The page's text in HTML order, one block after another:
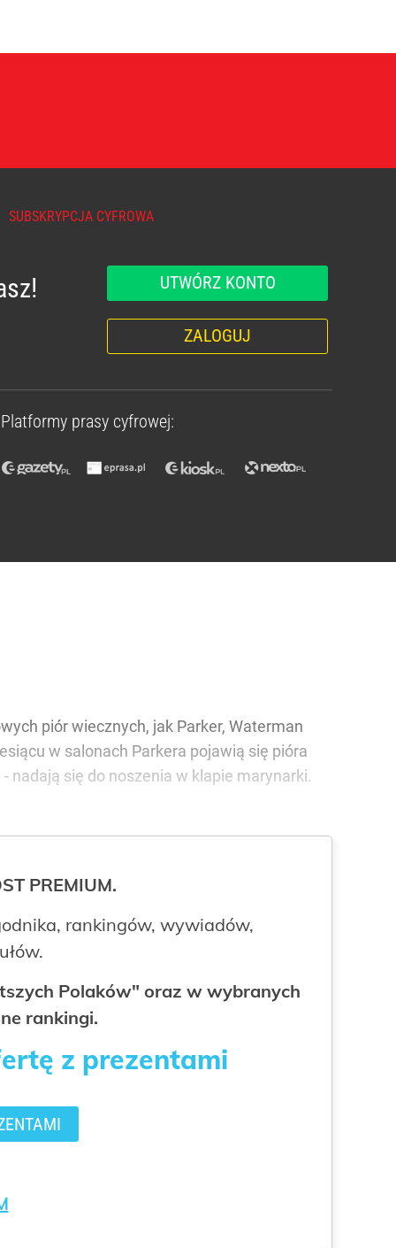
SUBSKRYPCJA CYFROWA
UTWÓRZ KONTO
ZALOGUJ
Platformy prasy cyfrowej:
piór wiecznych, jak Parker, Waterman
w salonach Parkera pojawią się pióra
nadają się do noszenia w klapie marynarki.
PREMIUM.
rankingów, wywiadów,
Polaków" oraz w wybranych
rankingi.
z prezentami